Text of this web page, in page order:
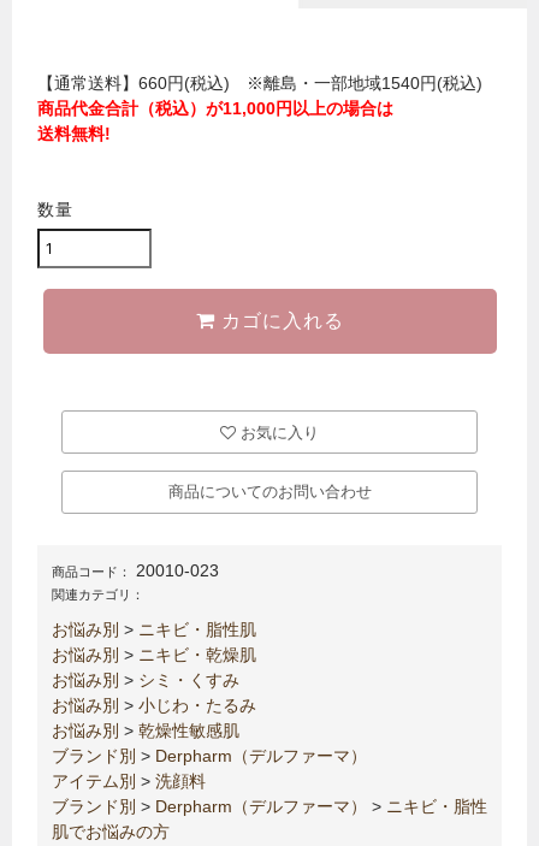
【通常送料】660円(税込) ※離島・一部地域1540円(税込)
商品代金合計（税込）が11,000円以上の場合は
送料無料!
数量
カゴに入れる
お気に入り
商品についてのお問い合わせ
商品コード： 20010-023
関連カテゴリ：
お悩み別 > ニキビ・脂性肌
お悩み別 > ニキビ・乾燥肌
お悩み別 > シミ・くすみ
お悩み別 > 小じわ・たるみ
お悩み別 > 乾燥性敏感肌
ブランド別 > Derpharm（デルファーマ）
アイテム別 > 洗顔料
ブランド別 > Derpharm（デルファーマ） > ニキビ・脂性
肌でお悩みの方